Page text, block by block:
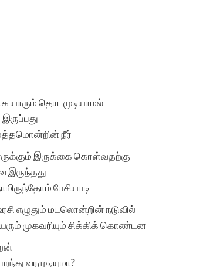
யாரும் தொடமுடியாமல்
நீர்
இருக்கை கொள்வதற்கு
இருந்தது
பேசியபடி
எழுதும் மடலொன்றின் நடுவில்
முகவரியும் சிக்கிக் கொண்டன
வரமுடியுமா?